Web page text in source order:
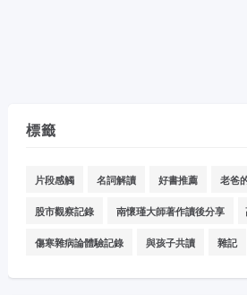
標籤
片段感觸 名詞解讀 好書推薦 老爸
股市觀察記錄 南懷瑾大師著作讀後分享
傷寒雜病論體驗記錄 與孩子共讀 雜記